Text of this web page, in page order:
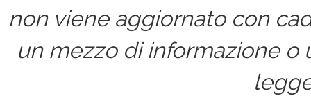
non viene aggiornato con
un mezzo di informazione